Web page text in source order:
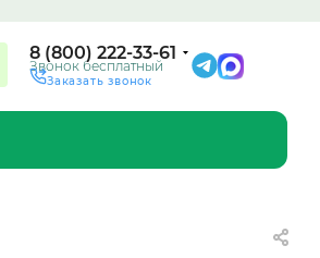
8 (800) 222-33-61
Звонок бесплатный
Заказать звонок